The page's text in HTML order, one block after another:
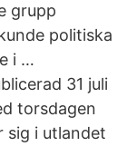
grupp
politiska
i …
31 juli
torsdagen
sig i utlandet